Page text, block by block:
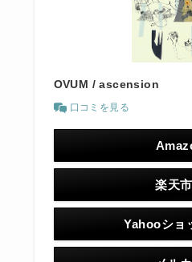
OVUM / ascension
口コミを見る
楽天
Yahooショ